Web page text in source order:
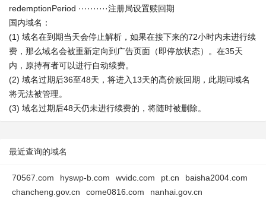
redemptionPeriod ··········注册局设置赎回期
国内域名：
(1) 域名在到期当天会停止解析，如果在接下来的72小时内未进行续
费，那么域名会被重新定向到广告页面（即停放状态）。在35天
内，原持有者可以进行自动续费。
(2) 域名过期后36至48天，将进入13天的高价赎回期，此期间域名
将无法被管理。
(3) 域名过期后48天仍未进行续费的，将随时被删除。
最近查询的域名
70567.com hyswp-b.com wvidc.com pt.cn
baisha2004.com
chancheng.gov.cn
come0816.com
nanhai.gov.cn